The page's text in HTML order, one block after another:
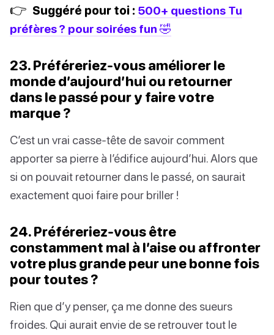
👉 Suggéré pour toi : 500+ questions Tu
préfères ? pour soirées fun 🤣
23. Préféreriez-vous améliorer le
monde d’aujourd’hui ou retourner
dans le passé pour y faire votre
marque ?
C’est un vrai casse-tête de savoir comment
apporter sa pierre à l’édifice aujourd’hui. Alors que
si on pouvait retourner dans le passé, on saurait
exactement quoi faire pour briller !
24. Préféreriez-vous être
constamment mal à l’aise ou affronter
votre plus grande peur une bonne fois
pour toutes ?
Rien que d’y penser, ça me donne des sueurs
froides. Qui aurait envie de se retrouver tout le